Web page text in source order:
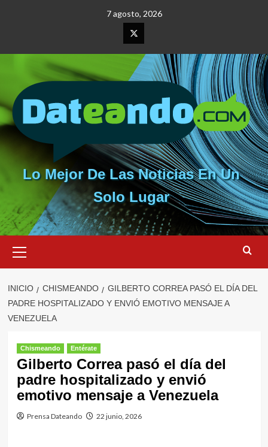
7 agosto, 2026
Elemento
del
menú
Lo Mejor De Las Noticias En Un
Solo Lugar
primario
INICIO CHISMEANDO
GILBERTO CORREA PASÓ EL DÍA DEL
PADRE HOSPITALIZADO Y ENVIÓ EMOTIVO MENSAJE A
VENEZUELA
Chismeando Entérate
Gilberto Correa pasó el día del
padre hospitalizado y envió
emotivo mensaje a Venezuela
Prensa Dateando 22 junio, 2026